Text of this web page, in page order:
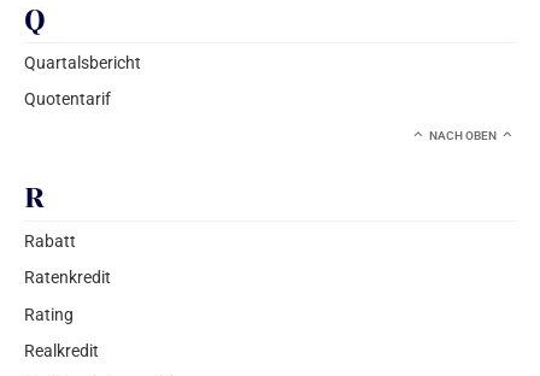
Q
Quartalsbericht
Quotentarif
NACH OBEN
R
Rabatt
Ratenkredit
Rating
Realkredit